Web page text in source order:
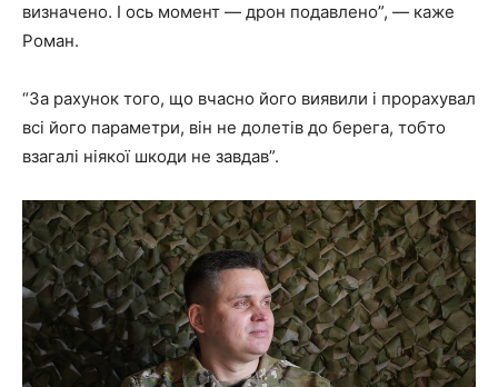
визначено. І ось момент — дрон подавлено”, — каже
Роман.
“За рахунок того, що вчасно його виявили і прорахувал
всі його параметри, він не долетів до берега, тобто
взагалі ніякої шкоди не завдав”.